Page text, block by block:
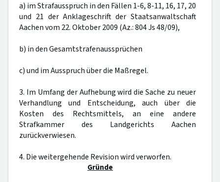
a) im Strafausspruch in den Fällen 1-6, 8-11, 16, 17, 20
und 21 der Anklageschrift der Staatsanwaltschaft
Aachen vom 22. Oktober 2009 (Az.: 804 Js 48/09),
b) in den Gesamtstrafenaussprüchen
c) und im Ausspruch über die Maßregel.
3. Im Umfang der Aufhebung wird die Sache zu neuer
Verhandlung und Entscheidung, auch über die
Kosten des Rechtsmittels, an eine andere
Strafkammer des Landgerichts Aachen
zurückverwiesen.
4. Die weitergehende Revision wird verworfen.
Gründe